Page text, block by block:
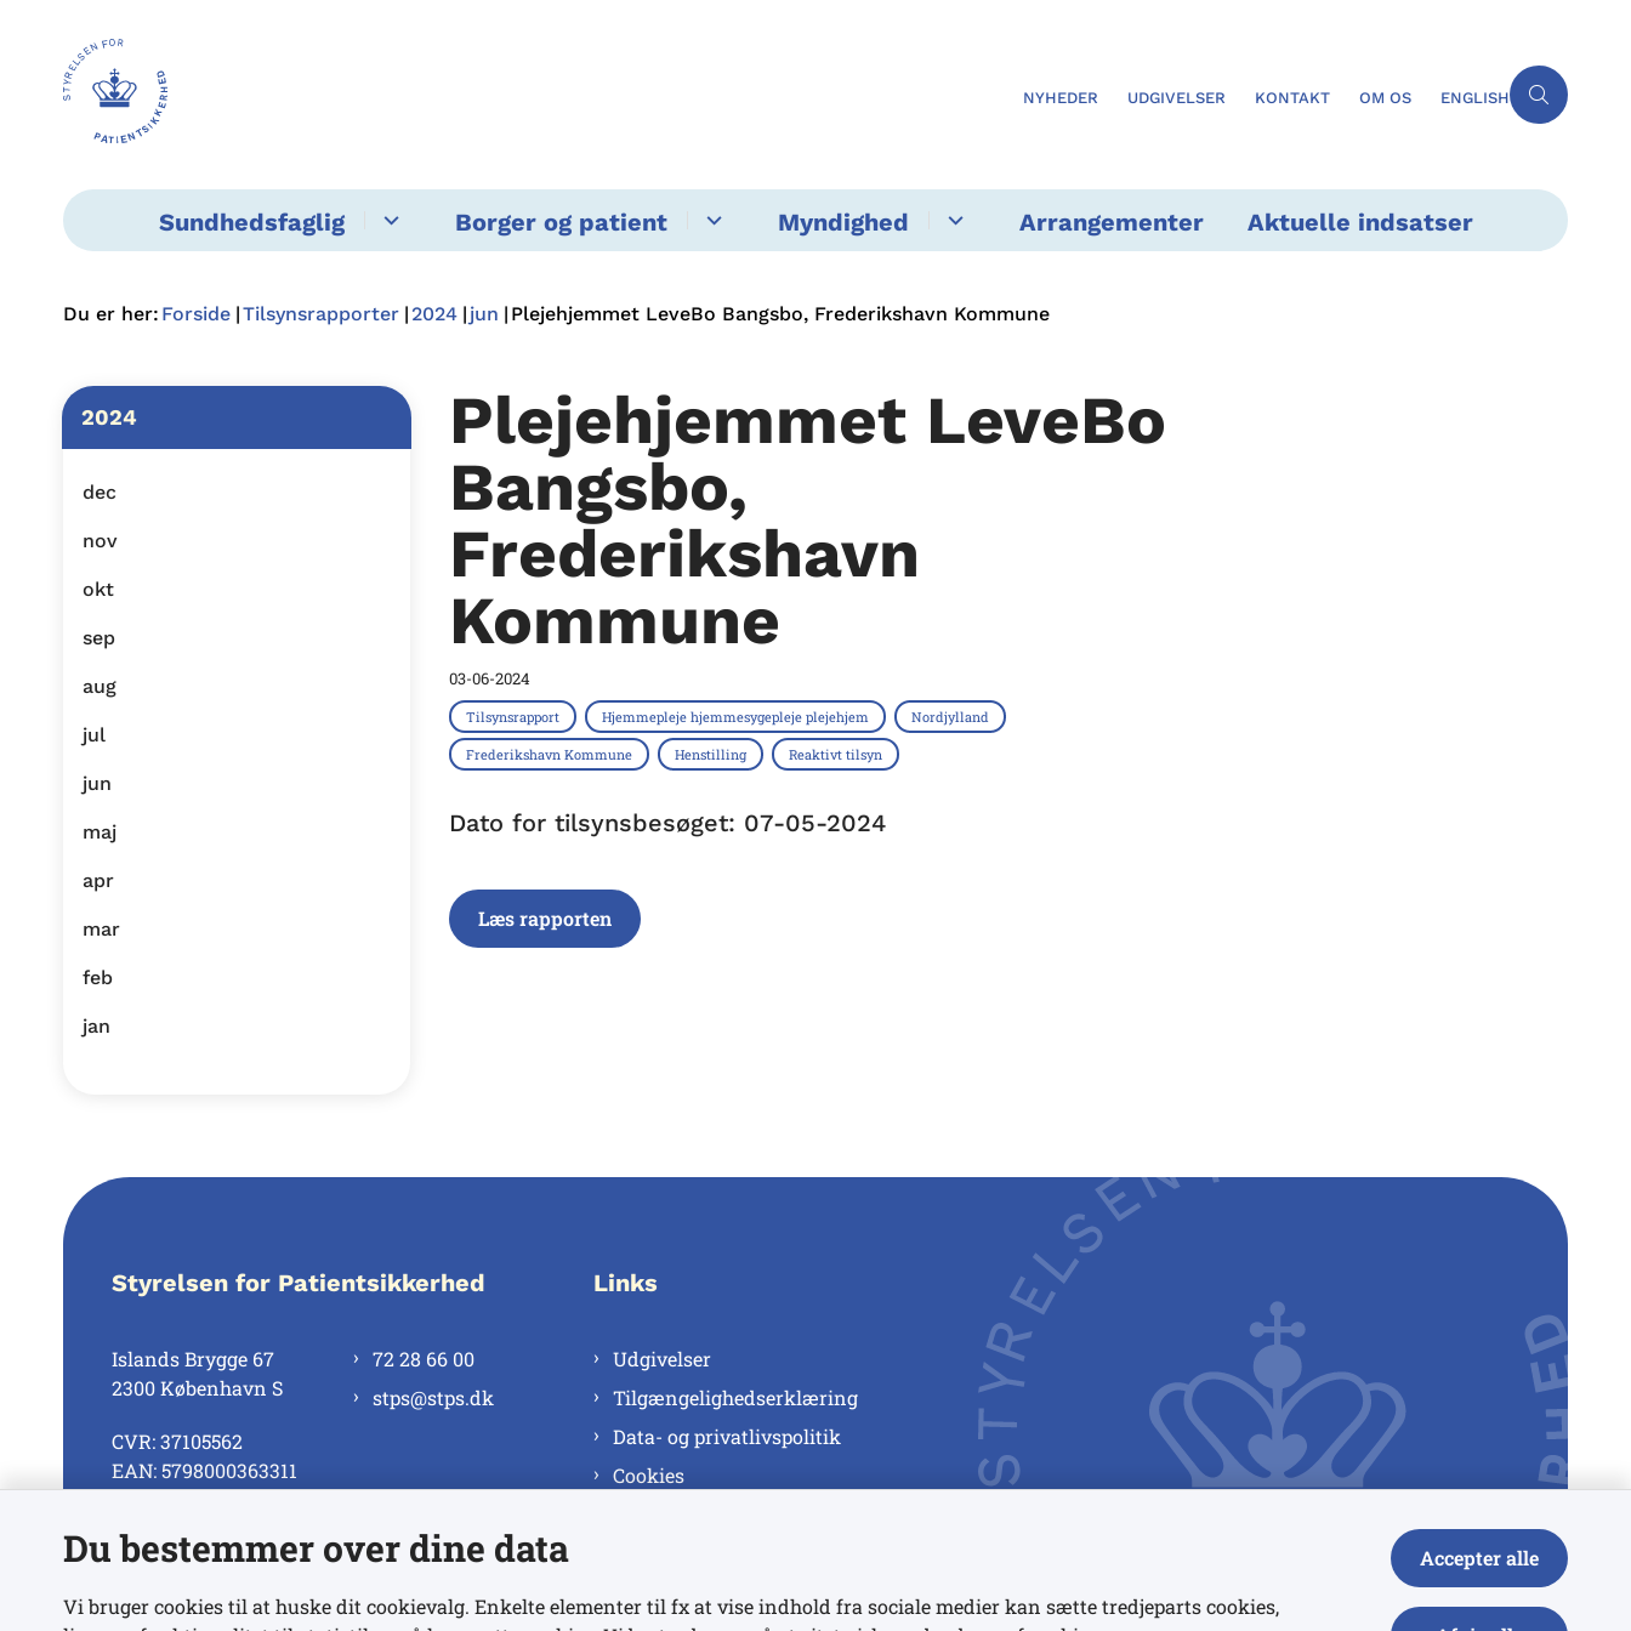
NYHEDER UDGIVELSER KONTAKT OM OS ENGLISH
Sundhedsfaglig Borger og patient Myndighed Arrangementer Aktuelle indsatser
Du er her: Forside Tilsynsrapporter 2024 jun Plejehjemmet LeveBo Bangsbo, Frederikshavn Kommune
2024
dec
nov
okt
sep
aug
jul
jun
maj
apr
mar
feb
jan
Plejehjemmet LeveBo
Bangsbo,
Frederikshavn
Kommune
03-06-2024
Tilsynsrapport Hjemmepleje hjemmesygepleje plejehjem Nordjylland
Frederikshavn Kommune Henstilling Reaktivt tilsyn
Dato for tilsynsbesøget: 07-05-2024
Læs rapporten
Styrelsen for Patientsikkerhed
Islands Brygge 67
2300 København S
CVR: 37105562
EAN: 5798000363311
72 28 66 00
stps@stps.dk
Se alle kontaktnumre
Links
Udgivelser
Tilgængelighedserklæring
Data- og privatlivspolitik
Cookies
Du bestemmer over dine data
Vi bruger cookies til at huske dit cookievalg. Enkelte elementer til fx at vise indhold fra sociale medier kan sætte tredjeparts cookies,
Accepter alle